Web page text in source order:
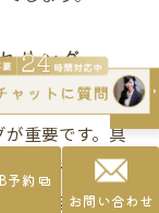
リング
者が抱く不安を
重要です。具
期間や注意事
者は安心して
予約
お問い合わせ